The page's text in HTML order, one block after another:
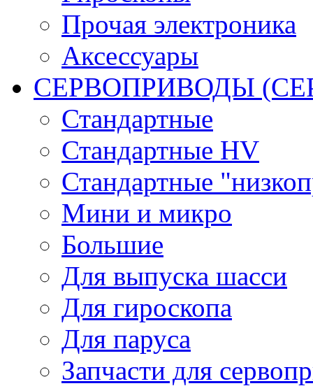
Прочая электроника
Аксессуары
СЕРВОПРИВОДЫ
Стандартные
Стандартные HV
Стандартные
Мини и микро
Большие
Для выпуска шасси
Для гироскопа
Для паруса
Запчасти для